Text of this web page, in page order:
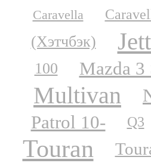
Caravella
(Хэтчбэк)
100 Mazda 3
Multivan
Patrol 10- Q3
Touran